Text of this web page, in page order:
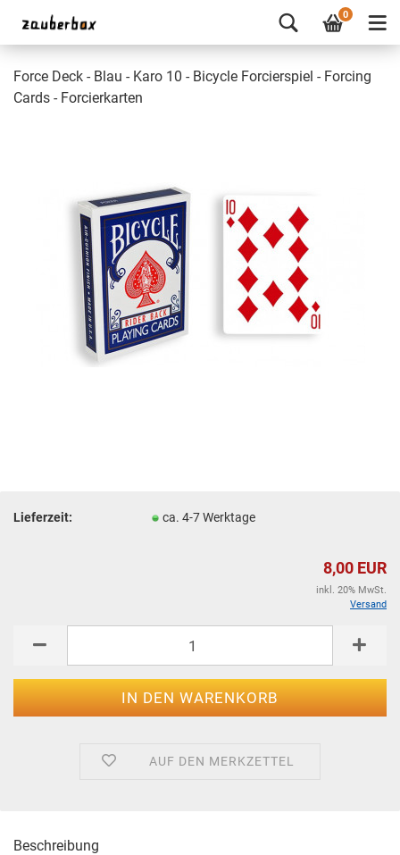
0
Force Deck - Blau - Karo 10 - Bicycle Forcierspiel - Forcing
Cards - Forcierkarten
Lieferzeit: ca. 4-7 Werktage
8,00 EUR
inkl. 20% MwSt.
Versand
AUF DEN MERKZETTEL
Beschreibung